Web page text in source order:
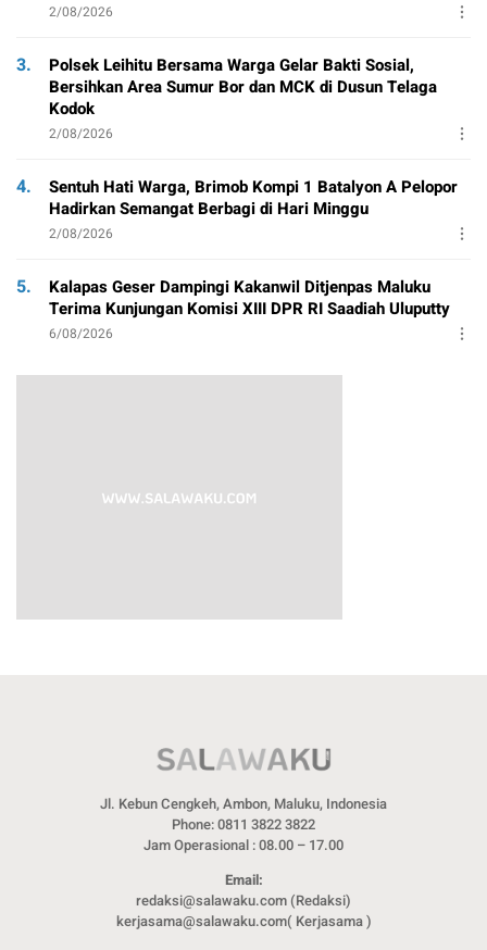
2/08/2026
3.
Polsek Leihitu Bersama Warga Gelar Bakti Sosial,
Bersihkan Area Sumur Bor dan MCK di Dusun Telaga
Kodok
2/08/2026
4.
Sentuh Hati Warga, Brimob Kompi 1 Batalyon A Pelopor
Hadirkan Semangat Berbagi di Hari Minggu
2/08/2026
5.
Kalapas Geser Dampingi Kakanwil Ditjenpas Maluku
Terima Kunjungan Komisi XIII DPR RI Saadiah Uluputty
6/08/2026
Jl. Kebun Cengkeh, Ambon, Maluku, Indonesia
Phone: 0811 3822 3822
Jam Operasional : 08.00 – 17.00
Email:
redaksi@salawaku.com (Redaksi)
kerjasama@salawaku.com( Kerjasama )